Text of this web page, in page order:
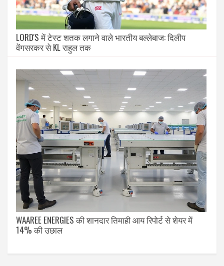
LORD'S में टेस्ट शतक लगाने वाले भारतीय बल्लेबाज: दिलीप
वेंगसरकर से KL राहुल तक
WAAREE ENERGIES की शानदार तिमाही आय रिपोर्ट से शेयर में
14% की उछाल